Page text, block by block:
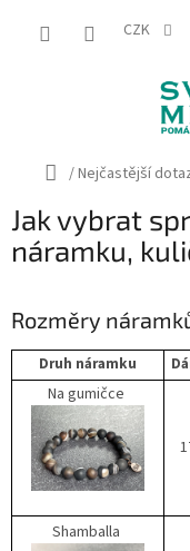
CZK
Domů
/Nejčastější
Jak vybrat
náramku,
Rozměry
Druh náramku
Na gumičce
Shamballa